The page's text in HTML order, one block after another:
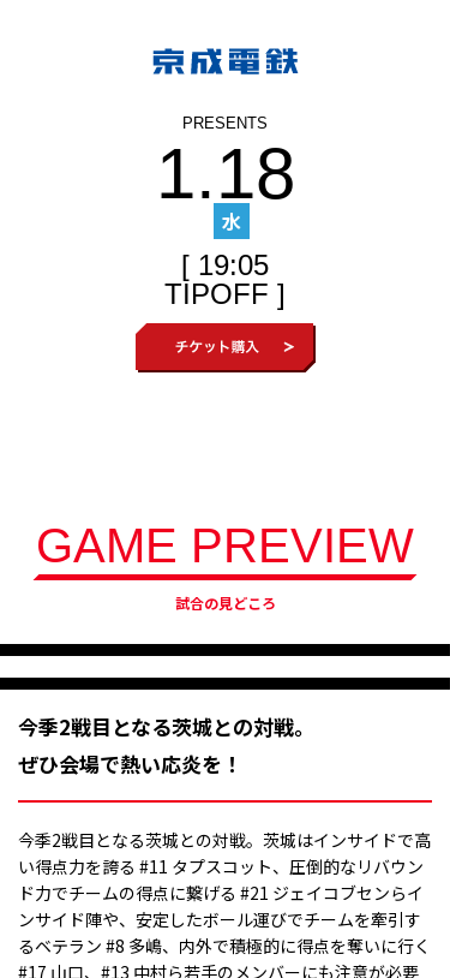
1.18
水
[ 19:05
TIPOFF ]
GAME PREVIEW
試合の見どころ
今季2戦目となる茨城との対戦。
ぜひ会場で熱い応炎を！
今季2戦目となる茨城との対戦。茨城はインサイドで高
い得点力を誇る #11 タプスコット、圧倒的なリバウン
ド力でチームの得点に繋げる #21 ジェイコブセンらイ
ンサイド陣や、安定したボール運びでチームを牽引す
るベテラン #8 多嶋、内外で積極的に得点を奪いに行く
#17 山口、#13 中村ら若手のメンバーにも注意が必要